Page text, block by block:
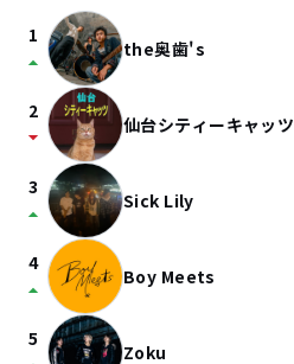
1
arrow_drop_up the奥歯's
2
arrow_drop_down 仙台シティーキャッツ
3
arrow_drop_up Sick Lily
4
arrow_drop_up Boy Meets
5
Zoku